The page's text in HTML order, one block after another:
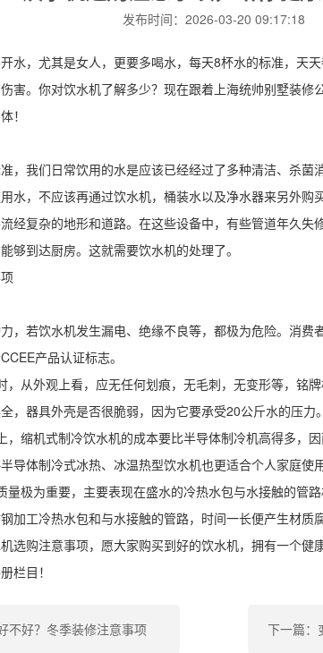
发布时间：2026-03-20 09:17:18
水，尤其是女人，更要多喝水，每天8杯水的标准，天
害。你对饮水机了解多少？现在跟着上海统帅别墅装修
！
，我们日常饮用的水是应该已经经过了多种清洁、杀菌
水，不应该再通过饮水机，桶装水以及净水器来另外购
经复杂的地形和道路。在这些设备中，有些管道年久失
够到达厨房。这就需要饮水机的处理了。
，若饮水机发生漏电、绝缘不良等，都极为危险。消费
产品认证标志。
，从外观上看，应无任何划痕，无毛刺，无变形等，铭
，器具外壳是否很脆弱，因为它要承受20公斤水的压力。
，缩机式制冷饮水机的成本要比半导体制冷机高得多，
导体制冷式冰热、冰温热型饮水机也更适合个人家庭使用
量极为重要，主要表现在盛水的冷热水包与水接触的管
加工冷热水包和与水接触的管路，时间一长便产生材质
选购注意事项，愿大家购买到好的饮水机，拥有一个
栏目！
不好？冬季装修注意事项 下一篇：